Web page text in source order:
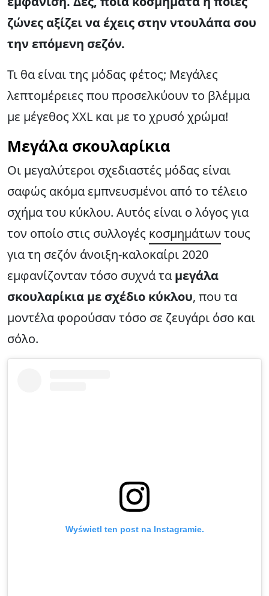
ζώνες αξίζει να έχεις στην ντουλάπα σου
την επόμενη σεζόν.
Τι θα είναι της μόδας φέτος; Μεγάλες
λεπτομέρειες που προσελκύουν το βλέμμα
με μέγεθος XXL και με το χρυσό χρώμα!
Μεγάλα σκουλαρίκια
Οι μεγαλύτεροι σχεδιαστές μόδας είναι
σαφώς ακόμα εμπνευσμένοι από το τέλειο
σχήμα του κύκλου. Αυτός είναι ο λόγος για
τον οποίο στις συλλογές κοσμημάτων τους
για τη σεζόν άνοιξη-καλοκαίρι 2020
εμφανίζονταν τόσο συχνά τα μεγάλα
σκουλαρίκια με σχέδιο κύκλου, που τα
μοντέλα φορούσαν τόσο σε ζευγάρι όσο και
σόλο.
Wyświetl ten post na Instagramie.